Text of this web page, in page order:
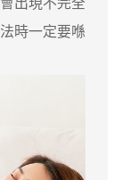
時一定要喺